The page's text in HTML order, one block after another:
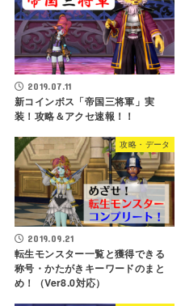
2019.07.11
新コインボス「帝国三将軍」実
装！攻略＆アクセ速報！！
攻略・データ
2019.09.21
転生モンスター一覧と獲得できる
称号・かたがきキーワードのまと
め！（Ver8.0対応）